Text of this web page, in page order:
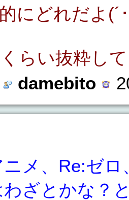
にどれだよ(´
らい抜粋し
damebito
ニメ、Re:ゼ
ざとかな？